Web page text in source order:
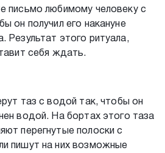
письмо любимому человеку с
он получил его накануне
Результат этого ритуала,
себя ждать.
таз с водой так, чтобы он
водой. На бортах этого таза
перегнутые полоски с
пишут на них возможные